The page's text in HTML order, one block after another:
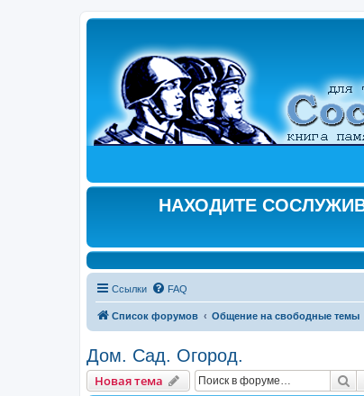
НАХОДИТЕ
Ссылки FAQ
Список форумов Общение на свободные темы
Дом. Сад. Огород.
Новая тема